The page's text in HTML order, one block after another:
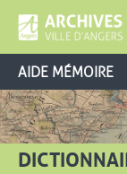
AIDE MÉMOIRE